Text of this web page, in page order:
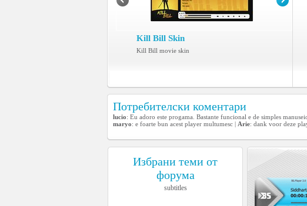
Kill Bill Skin
Kill Bill movie skin
Потребителски коментари
lucio: Eu adoro este progama. Bastante funcional e de simples
maryo: e foarte bun acest player multumesc | Arie: dank voor deze
Избрани теми от
форума
subtitles